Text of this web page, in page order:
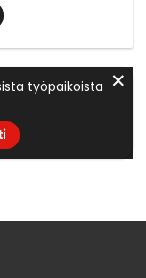
työpaikoista ✕